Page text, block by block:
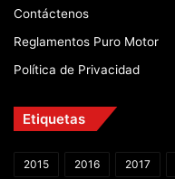
Contáctenos
Reglamentos Puro Motor
Política de Privacidad
Etiquetas
2015 2016 2017